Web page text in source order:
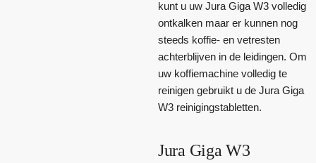
kunt u uw Jura Giga W3 volledig
ontkalken maar er kunnen nog
steeds koffie- en vetresten
achterblijven in de leidingen. Om
uw koffiemachine volledig te
reinigen gebruikt u de Jura Giga
W3 reinigingstabletten.
Jura Giga W3